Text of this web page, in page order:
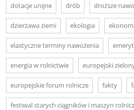
dotacje unijne drób droższe
dzierżawa ziemi ekologia
elastyczne terminy nawożenia
energia w rolnictwie europejski
europejskie forum rolnicze fakty
festiwal starych ciągników i maszyn